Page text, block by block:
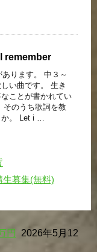
remember
ります。 中３～
い曲です。 生き
ことが書かれてい
そのうち歌詞を教
か。 Let i …
募集(無料)
円
2026年5月12